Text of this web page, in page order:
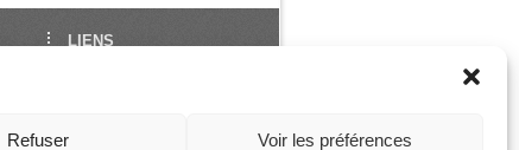
Refuser Voir les préférences
LIENS
Les Assises de La FNEY